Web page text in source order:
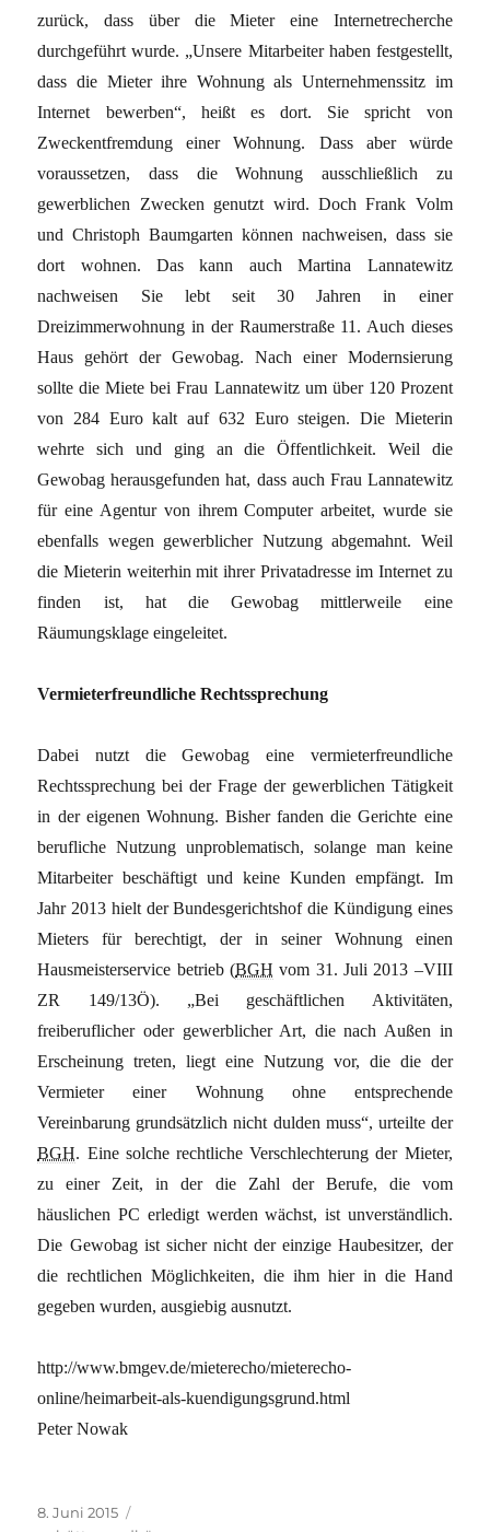
zurück, dass über die Mieter eine Internetrecherche
durchgeführt wurde. „Unsere Mitarbeiter haben festgestellt,
dass die Mieter ihre Wohnung als Unternehmenssitz im
Internet bewerben“, heißt es dort. Sie spricht von
Zweckentfremdung einer Wohnung. Dass aber würde
voraussetzen, dass die Wohnung ausschließlich zu
gewerblichen Zwecken genutzt wird. Doch Frank Volm
und Christoph Baumgarten können nachweisen, dass sie
dort wohnen. Das kann auch Martina Lannatewitz
nachweisen Sie lebt seit 30 Jahren in einer
Dreizimmerwohnung in der Raumerstraße 11. Auch dieses
Haus gehört der Gewobag. Nach einer Modernsierung
sollte die Miete bei Frau Lannatewitz um über 120 Prozent
von 284 Euro kalt auf 632 Euro steigen. Die Mieterin
wehrte sich und ging an die Öffentlichkeit. Weil die
Gewobag herausgefunden hat, dass auch Frau Lannatewitz
für eine Agentur von ihrem Computer arbeitet, wurde sie
ebenfalls wegen gewerblicher Nutzung abgemahnt. Weil
die Mieterin weiterhin mit ihrer Privatadresse im Internet zu
finden ist, hat die Gewobag mittlerweile eine
Räumungsklage eingeleitet.
Vermieterfreundliche Rechtssprechung
Dabei nutzt die Gewobag eine vermieterfreundliche
Rechtssprechung bei der Frage der gewerblichen Tätigkeit
in der eigenen Wohnung. Bisher fanden die Gerichte eine
berufliche Nutzung unproblematisch, solange man keine
Mitarbeiter beschäftigt und keine Kunden empfängt. Im
Jahr 2013 hielt der Bundesgerichtshof die Kündigung eines
Mieters für berechtigt, der in seiner Wohnung einen
Hausmeisterservice betrieb (BGH vom 31. Juli 2013 –VIII
ZR 149/13Ö). „Bei geschäftlichen Aktivitäten,
freiberuflicher oder gewerblicher Art, die nach Außen in
Erscheinung treten, liegt eine Nutzung vor, die die der
Vermieter einer Wohnung ohne entsprechende
Vereinbarung grundsätzlich nicht dulden muss“, urteilte der
BGH. Eine solche rechtliche Verschlechterung der Mieter,
zu einer Zeit, in der die Zahl der Berufe, die vom
häuslichen PC erledigt werden wächst, ist unverständlich.
Die Gewobag ist sicher nicht der einzige Haubesitzer, der
die rechtlichen Möglichkeiten, die ihm hier in die Hand
gegeben wurden, ausgiebig ausnutzt.
http://www.bmgev.de/mieterecho/mieterecho-
online/heimarbeit-als-kuendigungsgrund.html
Peter Nowak
Veröffentlicht
8. Juni 2015